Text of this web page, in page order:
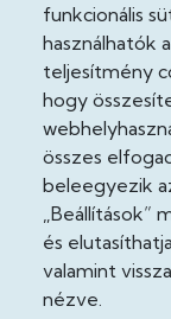
funkcionális
használhatók
teljesítmény
hogy
összes
beleegyezik
„Beállítások”
és
valamint
nézve.